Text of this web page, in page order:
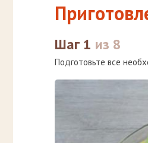
Шаг 1 из 8
Подготовьте все